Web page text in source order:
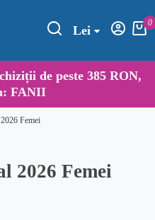
Lei
0
de peste 385 RON,
FANII
Femei
2026 Femei